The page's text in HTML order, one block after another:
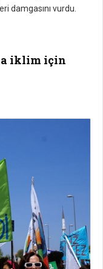
damgasını vurdu.
iklim için